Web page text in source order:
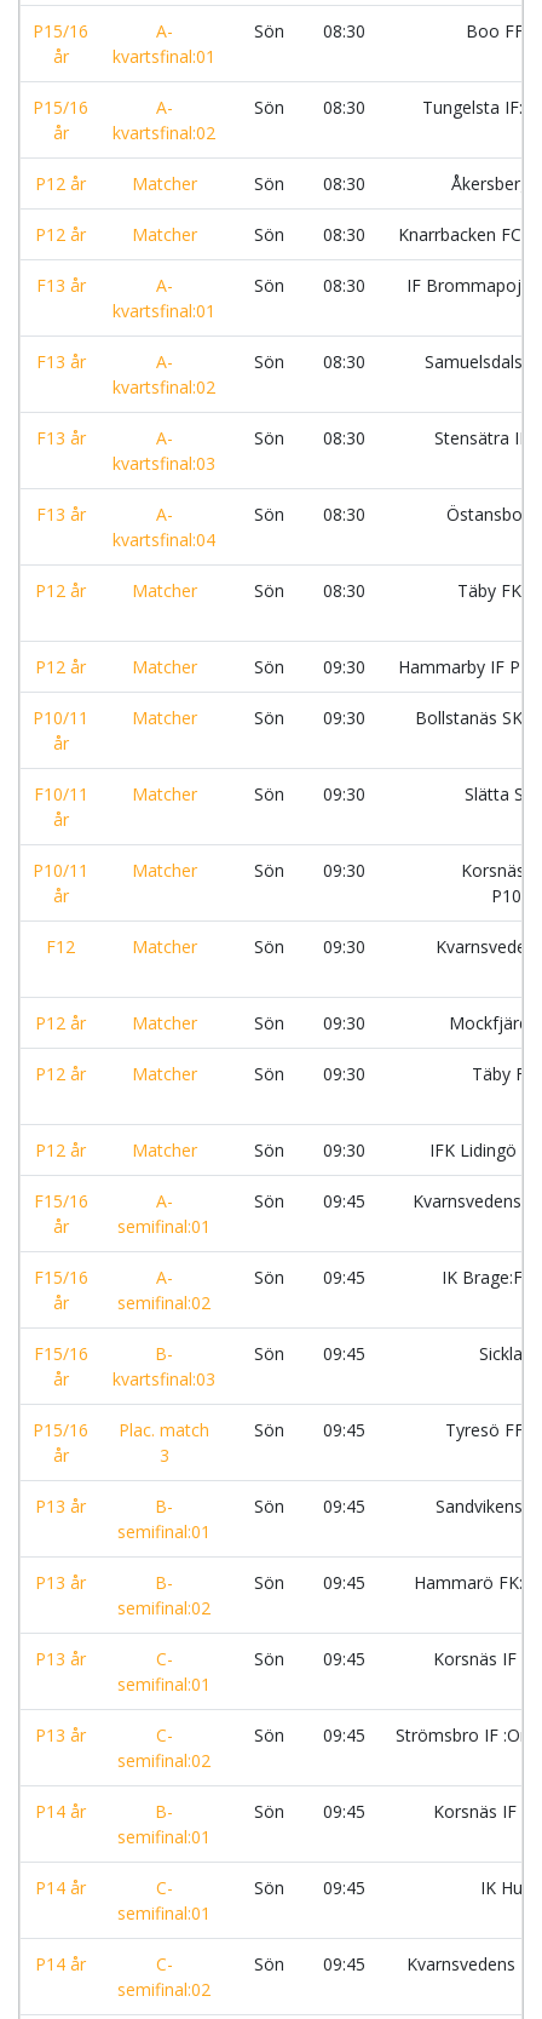
P15/16
år
A-
kvartsfinal:01
Sön 08:30 Boo FF
P15/16
år
A-
kvartsfinal:02
Sön 08:30 Tungelsta
P12 år Matcher Sön 08:30
P12 år Matcher Sön 08:30 Knarrbacken
F13 år
A-
kvartsfinal:01
Sön 08:30 IF
F13 år
A-
kvartsfinal:02
Sön 08:30 Samuelsdals
F13 år
A-
kvartsfinal:03
Sön 08:30 Stensätra
F13 år
A-
kvartsfinal:04
Sön 08:30 Östansbo
P12 år Matcher Sön 08:30 Täby
P12 år Matcher Sön 09:30 Hammarby IF
P10/11
år
Matcher Sön 09:30 Bollstanäs
F10/11
år
Matcher Sön 09:30 Slätta
P10/11
år
Matcher Sön 09:30
Korsnäs
F12 Matcher Sön 09:30
P12 år Matcher Sön 09:30
P12 år Matcher Sön 09:30 Täby
P12 år Matcher Sön 09:30 IFK Lidingö
F15/16
år
A-
semifinal:01
Sön 09:45 Kvarnsvedens
F15/16
år
A-
semifinal:02
Sön 09:45 IK
F15/16
år
B-
kvartsfinal:03
Sön 09:45 Sickla
P15/16
år
Plac. match
3
Sön 09:45 Tyresö FF
P13 år
B-
semifinal:01
Sön 09:45 Sandvikens
P13 år
B-
semifinal:02
Sön 09:45 Hammarö
P13 år
C-
semifinal:01
Sön 09:45 Korsnäs IF
P13 år
C-
semifinal:02
Sön 09:45 Strömsbro IF
P14 år
B-
semifinal:01
Sön 09:45 Korsnäs IF
P14 år
C-
semifinal:01
Sön 09:45 IK
P14 år
C-
semifinal:02
Sön 09:45 Kvarnsvedens